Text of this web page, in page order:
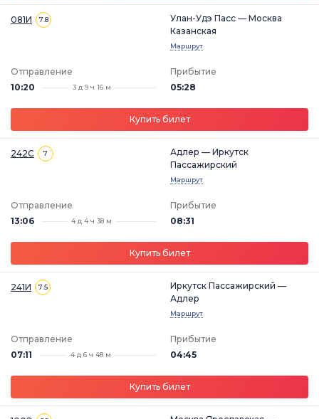
081И 7.8
Улан-Удэ Пасс — Москва
Казанская
Маршрут
Отправление
10:20
3 д 9 ч 16 м
Прибытие
05:28
Купить билет
242С 7
Адлер — Иркутск
Пассажирский
Маршрут
Отправление
13:06
4 д 4 ч 38 м
Прибытие
08:31
Купить билет
241И 7.5
Иркутск Пассажирский —
Адлер
Маршрут
Отправление
07:11
4 д 6 ч 48 м
Прибытие
04:45
Купить билет